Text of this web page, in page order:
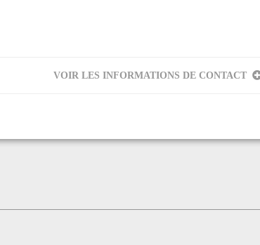
VOIR LES INFORMATIONS DE CONTACT